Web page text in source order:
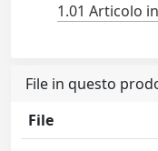
1.01 Articolo
File in questo
File